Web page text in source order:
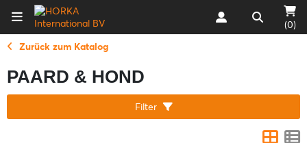
(0)
Zurück zum Katalog
PAARD & HOND
Filter